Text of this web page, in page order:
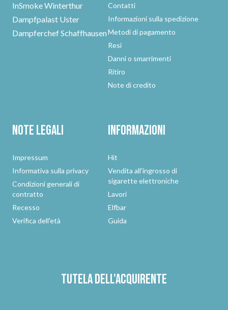
InSmoke Winterthur
Dampfpalast Uster
Dampferchef Schaffhausen
Contatti
Informazioni sulla spedizione
Metodi di pagamento
Resi
Danni o smarrimenti
Ritiro
Note di credito
Note legali
Impressum
Informativa sulla privacy
Condizioni generali di
contratto
Recesso
Verifica dell'età
Informazioni
Hit
Vendita all'ingrosso di
sigarette elettroniche
Lavori
Elfbar
Guida
Tutela dell'acquirente